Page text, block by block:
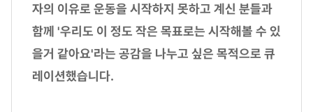
자의 이유로 운동을 시작하지 못하고 계신 분들과
함께 '우리도 이 정도 작은 목표로는 시작해볼 수 있
을거 같아요'라는 공감을 나누고 싶은 목적으로 큐
레이션했습니다.